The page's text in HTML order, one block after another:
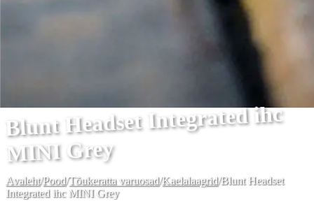
Blunt Headset Integrated ihc
MINI Grey
Avaleht/Pood/Tõukeratta varuosad/Kaelalaagrid/Blunt Headset
Integrated ihc MINI Grey